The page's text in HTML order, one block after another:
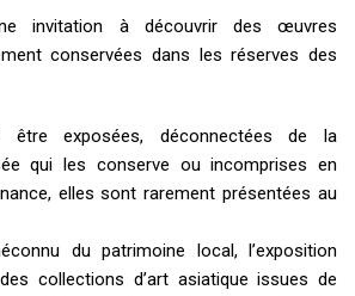
invitation à découvrir des œuvres
conservées dans les réserves des
être exposées, déconnectées de la
qui les conserve ou incomprises en
elles sont rarement présentées au
du patrimoine local, l’exposition
collections d’art asiatique issues de